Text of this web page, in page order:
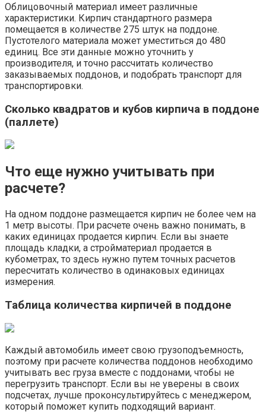
Облицовочный материал имеет различные
характеристики. Кирпич стандартного размера
помещается в количестве 275 штук на поддоне.
Пустотелого материала может уместиться до 480
единиц. Все эти данные можно уточнить у
производителя, и точно рассчитать количество
заказываемых поддонов, и подобрать транспорт для
транспортировки.
Сколько квадратов и кубов кирпича в поддоне
(паллете)
Что еще нужно учитывать при
расчете?
На одном поддоне размещается кирпич не более чем на
1 метр высоты. При расчете очень важно понимать, в
каких единицах продается кирпич. Если вы знаете
площадь кладки, а стройматериал продается в
кубометрах, то здесь нужно путем точных расчетов
пересчитать количество в одинаковых единицах
измерения.
Таблица количества кирпичей в поддоне
Каждый автомобиль имеет свою грузоподъемность,
поэтому при расчете количества поддонов необходимо
учитывать вес груза вместе с поддонами, чтобы не
перегрузить транспорт. Если вы не уверены в своих
подсчетах, лучше проконсультируйтесь с менеджером,
который поможет купить подходящий вариант.